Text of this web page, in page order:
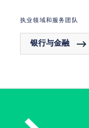
执业领域和服务团队
银行与金融